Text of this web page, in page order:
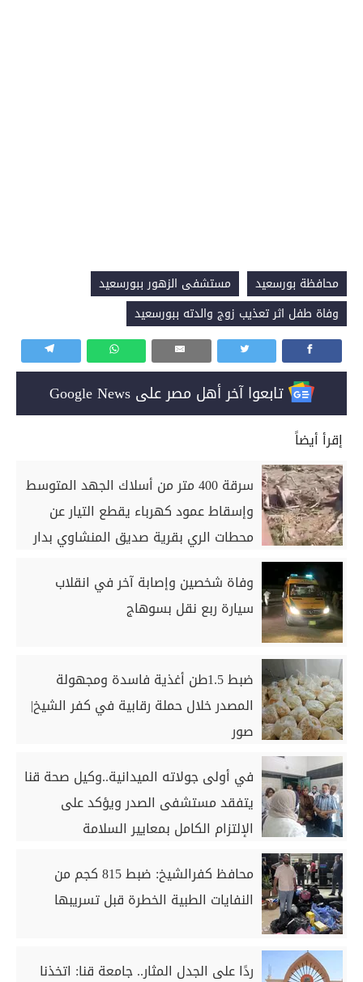
محافظة بورسعيد
مستشفى الزهور ببورسعيد
وفاة طفل اثر تعذيب زوج والدته ببورسعيد
تابعوا آخر أهل مصر على Google News
إقرأ أيضاً
سرقة 400 متر من أسلاك الجهد المتوسط
وإسقاط عمود كهرباء يقطع التيار عن
محطات الري بقرية صديق المنشاوي بدار
وفاة شخصين وإصابة آخر في انقلاب
سيارة ربع نقل بسوهاج
ضبط 1.5طن أغذية فاسدة ومجهولة
المصدر خلال حملة رقابية في كفر الشيخ|
صور
في أولى جولاته الميدانية..وكيل صحة قنا
يتفقد مستشفى الصدر ويؤكد على
الإلتزام الكامل بمعايير السلامة
محافظ كفرالشيخ: ضبط 815 كجم من
النفايات الطبية الخطرة قبل تسريبها
ردًا على الجدل المثار.. جامعة قنا: اتخذنا